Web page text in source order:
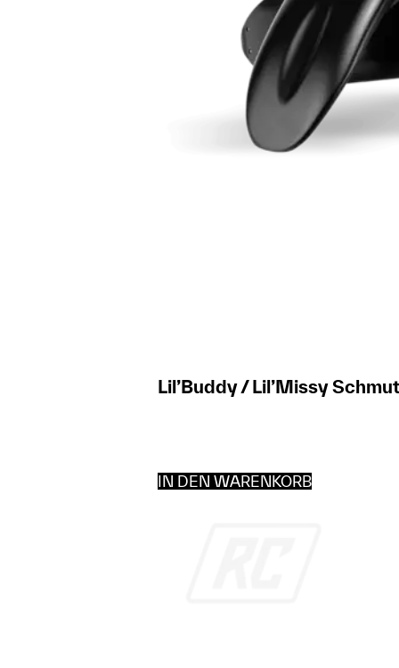
Lil’Buddy / Lil’Missy
IN DEN WARENKORB